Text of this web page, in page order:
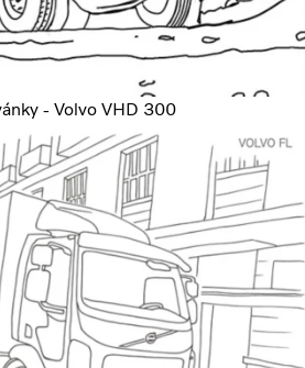
- Volvo VHD 300